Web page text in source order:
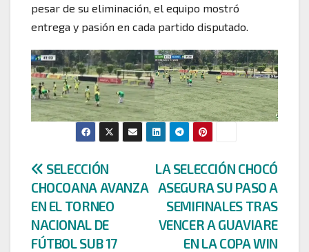
pesar de su eliminación, el equipo mostró
entrega y pasión en cada partido disputado.
Navegación
de
entradas
LA SELECCIÓN CHOCÓ
ASEGURA SU PASO A
SEMIFINALES TRAS
VENCER A GUAVIARE
EN LA COPA WIN
SELECCIÓN
CHOCOANA AVANZA
EN EL TORNEO
NACIONAL DE
FÚTBOL SUB 17